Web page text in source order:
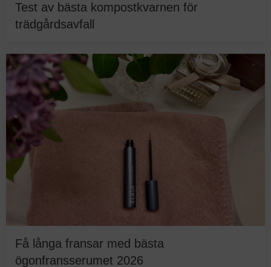
Test av bästa kompostkvarnen för
trädgårdsavfall
Få långa fransar med bästa
ögonfransserumet 2026